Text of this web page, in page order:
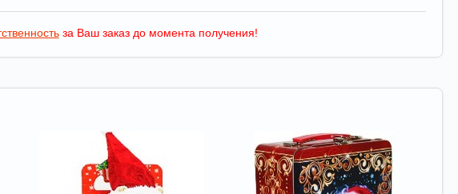
за Ваш заказ до момента получения!